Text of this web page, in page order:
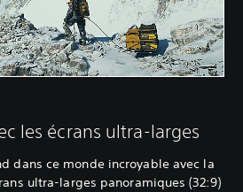
les écrans ultra-larges
dans ce monde incroyable avec la
ultra-larges panoramiques (32:9)